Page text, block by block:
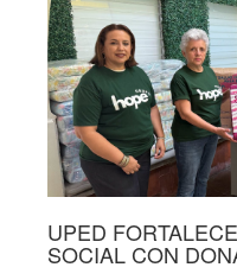
UPED
SOCIAL CON